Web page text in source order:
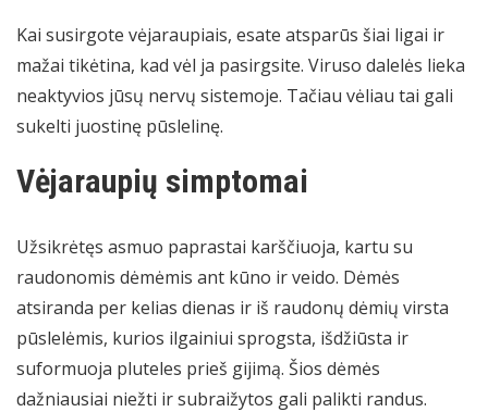
Kai susirgote vėjaraupiais, esate atsparūs šiai ligai ir
mažai tikėtina, kad vėl ja pasirgsite. Viruso dalelės lieka
neaktyvios jūsų nervų sistemoje. Tačiau vėliau tai gali
sukelti juostinę pūslelinę.
Vėjaraupių simptomai
Užsikrėtęs asmuo paprastai karščiuoja, kartu su
raudonomis dėmėmis ant kūno ir veido. Dėmės
atsiranda per kelias dienas ir iš raudonų dėmių virsta
pūslelėmis, kurios ilgainiui sprogsta, išdžiūsta ir
suformuoja pluteles prieš gijimą. Šios dėmės
dažniausiai niežti ir subraižytos gali palikti randus.